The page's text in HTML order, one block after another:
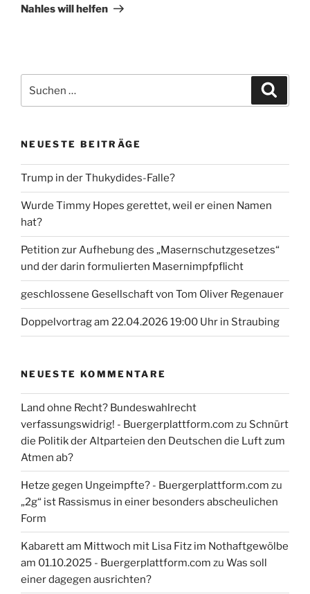
Nahles will helfen
nach:
NEUESTE BEITRÄGE
Trump in der Thukydides-Falle?
Wurde Timmy Hopes gerettet, weil er einen Namen
hat?
Petition zur Aufhebung des „Masernschutzgesetzes“
und der darin formulierten Masernimpfpflicht
geschlossene Gesellschaft von Tom Oliver Regenauer
Doppelvortrag am 22.04.2026 19:00 Uhr in Straubing
NEUESTE KOMMENTARE
Land ohne Recht? Bundeswahlrecht
verfassungswidrig! - Buergerplattform.com zu Schnürt
die Politik der Altparteien den Deutschen die Luft zum
Atmen ab?
Hetze gegen Ungeimpfte? - Buergerplattform.com zu
„2g“ ist Rassismus in einer besonders abscheulichen
Form
Kabarett am Mittwoch mit Lisa Fitz im Nothaftgewölbe
am 01.10.2025 - Buergerplattform.com zu Was soll
einer dagegen ausrichten?